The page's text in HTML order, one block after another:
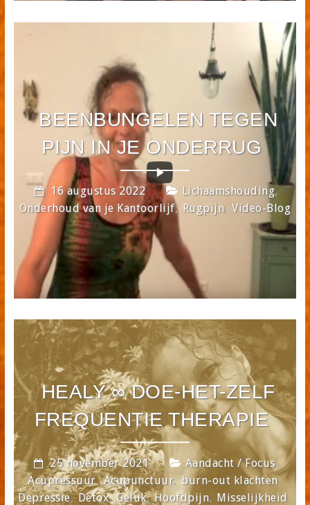
BEENBUNGELEN TEGEN
PIJN IN JE ONDERRUG
16 augustus 2022 Lichaamshouding,
Onderhoud van je Kantoorlijf, Rugpijn,Video-Blog
HEALY ∞ DOE-HET-ZELF
FREQUENTIE THERAPIE
25 november 2021 Aandacht / Focus,
Acupressuur,Acupunctuur,burn-out klachten,
Depressie,Detox,Geluk,Hoofdpijn, Misselijkheid,